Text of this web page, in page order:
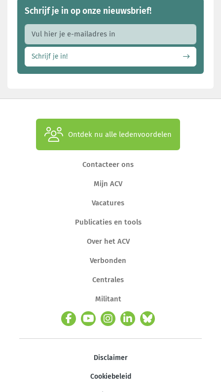
Schrijf je in op onze nieuwsbrief!
E-mail adres
Schrijf je in!
Ontdek nu alle ledenvoordelen
Contacteer ons
Mijn ACV
Vacatures
Publicaties en tools
Over het ACV
Verbonden
Centrales
Militant
Disclaimer
Cookiebeleid